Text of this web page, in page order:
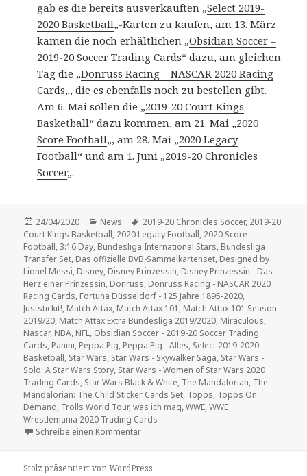
gab es die bereits ausverkauften „Select 2019-
2020 Basketball„-Karten zu kaufen, am 13. März
kamen die noch erhältlichen „Obsidian Soccer –
2019-20 Soccer Trading Cards“ dazu, am gleichen
Tag die „Donruss Racing – NASCAR 2020 Racing
Cards„, die es ebenfalls noch zu bestellen gibt.
Am 6. Mai sollen die „2019-20 Court Kings
Basketball“ dazu kommen, am 21. Mai „2020
Score Football„, am 28. Mai „2020 Legacy
Football“ und am 1. Juni „2019-20 Chronicles
Soccer„.
Veröffentlicht
am
24/04/2020 Kategorien
News Schlagwörter
2019-20 Chronicles Soccer, 2019-20
Court Kings Basketball, 2020 Legacy Football, 2020 Score
Football,3:16 Day, Bundesliga International Stars, Bundesliga
Transfer Set, Das offizielle BVB-Sammelkartenset, Designed by
Lionel Messi, Disney, Disney Prinzessin, Disney Prinzessin - Das
Herz einer Prinzessin, Donruss, Donruss Racing - NASCAR 2020
Racing Cards, Fortuna Düsseldorf - 125 Jahre 1895-2020,
Juststickit!, Match Attax, Match Attax 101 , Match Attax 101 Season
2019/20, Match Attax Extra Bundesliga 2019/2020, Miraculous,
Nascar, NBA, NFL, Obsidian Soccer - 2019-20 Soccer Trading
Cards, Panini, Peppa Pig, Peppa Pig - Alles, Select 2019-2020
Basketball, Star Wars, Star Wars - Skywalker Saga, Star Wars -
Solo: A Star Wars Story, Star Wars - Women of Star Wars 2020
Trading Cards, Star Wars Black & White, The Mandalorian, The
Mandalorian: The Child Sticker Cards Set, Topps, Topps On
Demand, Trolls World Tour,was ich mag,WWE,WWE
Wrestlemania 2020 Trading Cards
Schreibe einen Kommentarzu News-Update mit massenhaft
Stolz präsentiert von WordPress